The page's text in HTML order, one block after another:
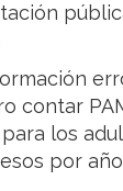
contar
los
por